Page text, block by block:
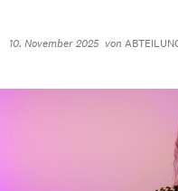
10. November 2025 von